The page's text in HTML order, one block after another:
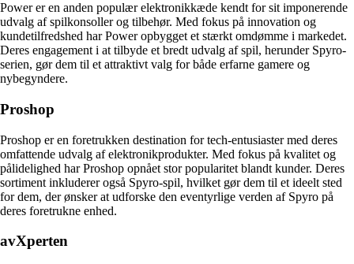
Power er en anden populær elektronikkæde kendt for sit imponerende
udvalg af spilkonsoller og tilbehør. Med fokus på innovation og
kundetilfredshed har Power opbygget et stærkt omdømme i markedet.
Deres engagement i at tilbyde et bredt udvalg af spil, herunder Spyro-
serien, gør dem til et attraktivt valg for både erfarne gamere og
nybegyndere.
Proshop
Proshop er en foretrukken destination for tech-entusiaster med deres
omfattende udvalg af elektronikprodukter. Med fokus på kvalitet og
pålidelighed har Proshop opnået stor popularitet blandt kunder. Deres
sortiment inkluderer også Spyro-spil, hvilket gør dem til et ideelt sted
for dem, der ønsker at udforske den eventyrlige verden af Spyro på
deres foretrukne enhed.
avXperten